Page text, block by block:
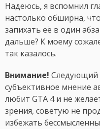
Надеюсь, я вспомнил
настолько обширна,
запихать её в один
дальше? К моему
так казалось.
Внимание! Следующий
субъективное мнение
любит GTA 4 и не
зрения, советую не
избежать